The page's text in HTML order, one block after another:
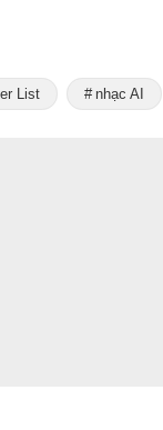
List nhạc AI